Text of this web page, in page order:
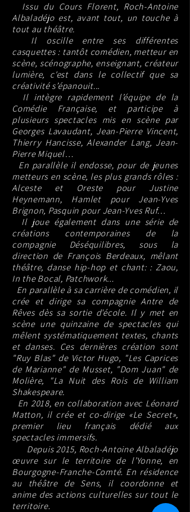
Issu du Cours Florent, Roch-Antoine
Albaladéjo est, avant tout, un touche à
tout au théâtre.
Il oscille entre ses différentes
casquettes : tantôt comédien, metteur en
scène, scénographe, enseignant, créateur
lumière, c'est dans le collectif que sa
créativité s’épanouit...
Il intègre rapidement l’équipe de la
Comédie Française, et participe à
plusieurs spectacles mis en scène par
Georges Lavaudant, Jean-Pierre Vincent,
Thierry Hancisse, Alexander Lang, Jean-
Pierre Miquel…
En parallèle il endosse, pour de jeunes
metteurs en scène, les plus grands rôles :
Alceste et Oreste pour Justine
Heynemann, Hamlet pour Jean-Yves
Brignon, Pasquin pour Jean-Yves Ruf…
Il joue également dans une série de
créations contemporaines de la
compagnie Déséquilibres, sous la
direction de François Berdeaux, mêlant
théâtre, danse hip-hop et chant: : Zaou,
In the Bocal, Patchwork...
En parallèle à sa carrière de comédien, il
crée et dirige sa compagnie Antre de
Rêves dès sa sortie d'école. Il y met en
scène une quinzaine de spectacles qui
mêlent systématiquement textes, chants
et danses. Ces dernières création sont
"Ruy Blas" de Victor Hugo, "Les Caprices
de Marianne" de Musset, "Dom Juan" de
Molière, "La Nuit des Rois de William
Shakespeare.
En 2018, en collaboration avec Léonard
Matton, il crée et co-dirige «Le Secret»,
premier lieu français dédié aux
spectacles immersifs.
Depuis 2015, Roch-Antoine Albaladéjo
œuvre sur le territoire de l’Yonne, en
Bourgogne-Franche-Comté. En résidence
au théâtre de Sens, il coordonne et
anime des actions culturelles sur tout le
territoire.